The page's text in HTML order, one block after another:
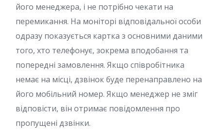
його менеджера, і не потрібно чекати на
перемикання. На моніторі відповідальної особи
одразу показується картка з основними даними
того, хто телефонує, зокрема вподобання та
попередні замовлення. Якщо співробітника
немає на місці, дзвінок буде перенаправлено на
його мобільний номер. Якщо менеджер не зміг
відповісти, він отримає повідомлення про
пропущені дзвінки.